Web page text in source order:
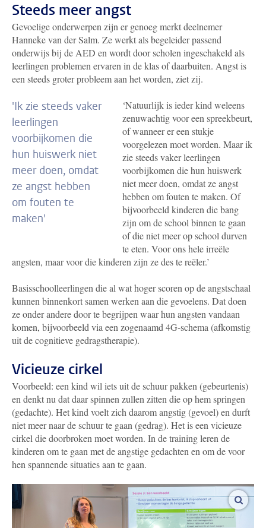
Steeds meer angst
Gevoelige onderwerpen zijn er genoeg merkt deelnemer
Hanneke van der Salm. Ze werkt als begeleider passend
onderwijs bij de AED en wordt door scholen ingeschakeld als
leerlingen problemen ervaren in de klas of daarbuiten. Angst is
een steeds groter probleem aan het worden, ziet zij.
'Ik zie steeds vaker
leerlingen
voorbijkomen die
hun huiswerk niet
meer doen, omdat
ze angst hebben
om fouten te
maken'
‘Natuurlijk is ieder kind weleens
zenuwachtig voor een spreekbeurt,
of wanneer er een stukje
voorgelezen moet worden. Maar ik
zie steeds vaker leerlingen
voorbijkomen die hun huiswerk
niet meer doen, omdat ze angst
hebben om fouten te maken. Of
bijvoorbeeld kinderen die bang
zijn om de school binnen te gaan
of die niet meer op school durven
te eten. Voor ons hele irreële
angsten, maar voor die kinderen zijn ze des te reëler.’
Basisschoolleerlingen die al wat hoger scoren op de angstschaal
kunnen binnenkort samen werken aan die gevoelens. Dat doen
ze onder andere door te begrijpen waar hun angsten vandaan
komen, bijvoorbeeld via een zogenaamd 4G-schema (afkomstig
uit de cognitieve gedragstherapie).
Vicieuze cirkel
Voorbeeld: een kind wil iets uit de schuur pakken (gebeurtenis)
en denkt nu dat daar spinnen zullen zitten die op hem springen
(gedachte). Het kind voelt zich daarom angstig (gevoel) en durft
niet meer naar de schuur te gaan (gedrag). Het is een vicieuze
cirkel die doorbroken moet worden. In de training leren de
kinderen om te gaan met de angstige gedachten en om de voor
hen spannende situaties aan te gaan.